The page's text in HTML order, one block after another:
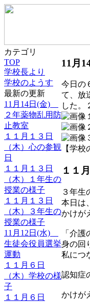
カテゴリ
TOP
学校長より
学校のようす
最新の更新
11月14日(金)
２年薬物乱用防
止教室
１１月１３日
（木）心の参観
日
１１月１３日
（木）１年生の
授業の様子
１１月１３日
（木）３年生の
授業の様子
11月12日(水)
生徒会役員選挙
運動
１１月６日
（木）学校の様
子
１１月６日
11月
今日の
て、放
した。
【学校
１１
３年生
本日は
かけが
「介
身の回
私につ
認知症
かけが